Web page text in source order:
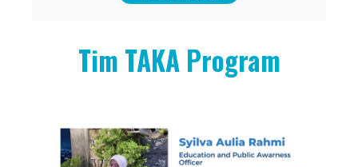
Tim TAKA Program